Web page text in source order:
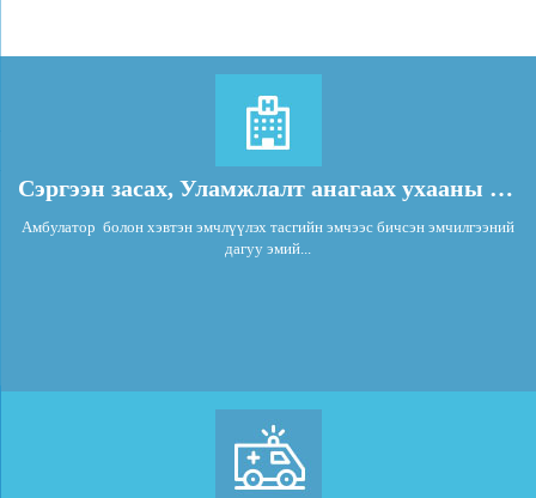
Сэргээн засах, Уламжлалт анагаах ухааны тусламж, үйлчилгээ
Амбулатор болон хэвтэн эмчлүүлэх тасгийн эмчээс бичсэн эмчилгээний
дагуу эмий...